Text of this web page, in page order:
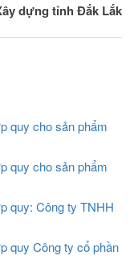
dựng tỉnh Đắk Lắk
quy cho sản phẩm
quy cho sản phẩm
quy: Công ty TNHH
quy Công ty cổ phần